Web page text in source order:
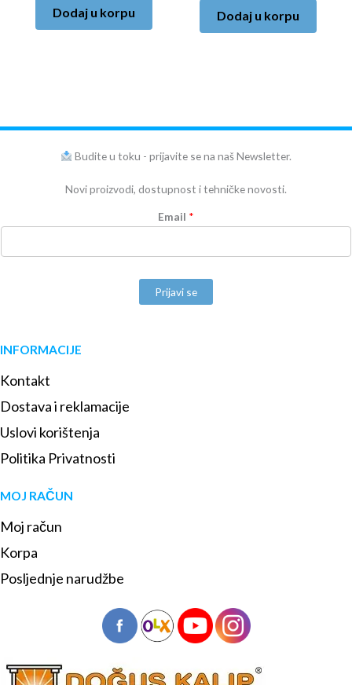
Dodaj u korpu Dodaj u korpu
Budite u toku - prijavite se na naš Newsletter.
Novi proizvodi, dostupnost i tehničke novosti.
Email *
Prijavi se
INFORMACIJE
Kontakt
Dostava i reklamacije
Uslovi korištenja
Politika Privatnosti
MOJ RAČUN
Moj račun
Korpa
Posljednje narudžbe